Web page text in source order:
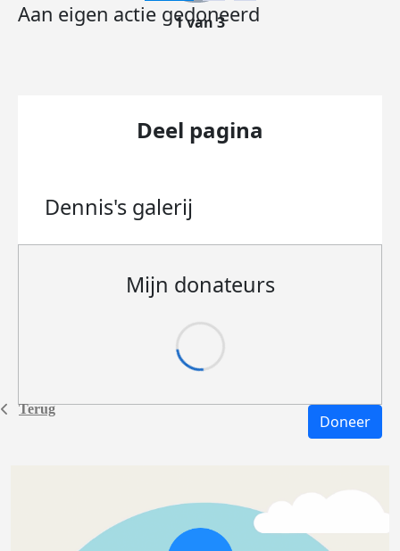
Terug
Aan eigen actie gedoneerd
1 van 3
Deel pagina
Dennis's galerij
Mijn donateurs
Doneer